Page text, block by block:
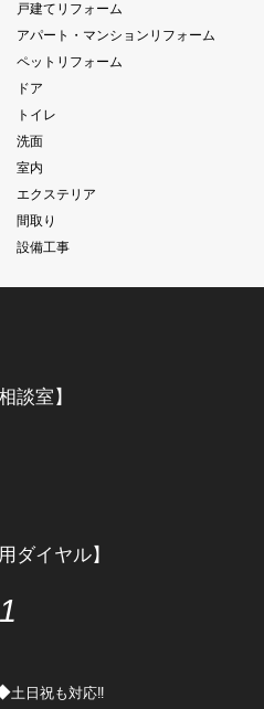
戸建てリフォーム
アパート・マンションリフォーム
ペットリフォーム
ドア
トイレ
洗面
室内
エクステリア
間取り
設備工事
談室】
ダイヤル】
土日祝も対応‼